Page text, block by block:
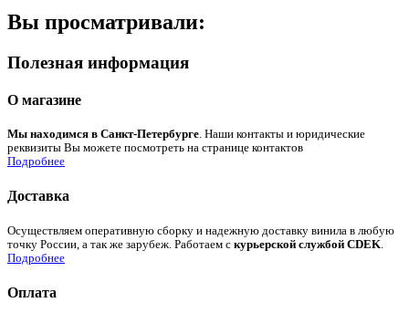
Вы просматривали:
Полезная информация
О магазине
Мы находимся в Санкт-Петербурге. Наши контакты и юридические
реквизиты Вы можете посмотреть на странице контактов
Подробнее
Доставка
Осуществляем оперативную сборку и надежную доставку винила в любую
точку России, а так же зарубеж. Работаем с курьерской службой CDEK
Подробнее
Оплата